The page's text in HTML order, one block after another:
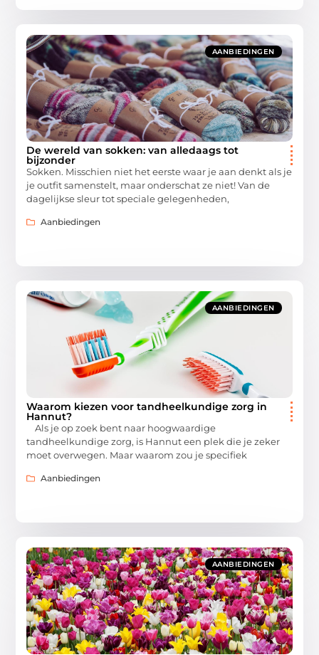
AANBIEDINGEN
De wereld van sokken: van alledaags tot
bijzonder
Sokken. Misschien niet het eerste waar je aan denkt als je
je outfit samenstelt, maar onderschat ze niet! Van de
dagelijkse sleur tot speciale gelegenheden,
Aanbiedingen
AANBIEDINGEN
Waarom kiezen voor tandheelkundige zorg in
Hannut?
Als je op zoek bent naar hoogwaardige
tandheelkundige zorg, is Hannut een plek die je zeker
moet overwegen. Maar waarom zou je specifiek
Aanbiedingen
AANBIEDINGEN